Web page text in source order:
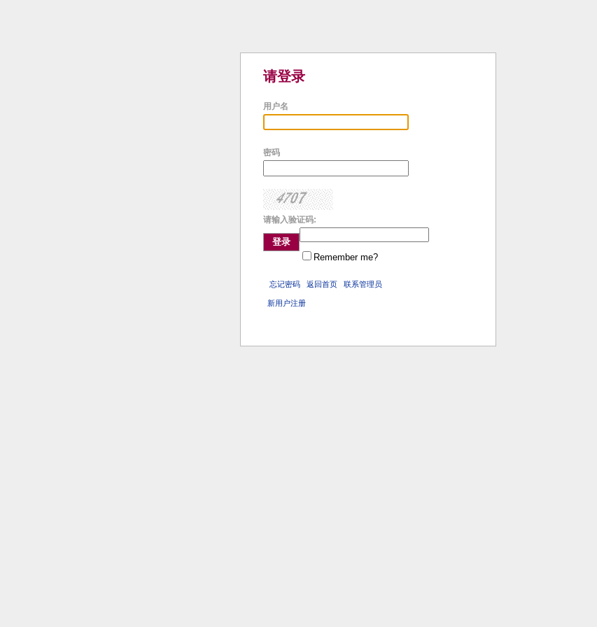
请登录
用户名
密码
请输入验证码:
登录
Remember me?
忘记密码 返回首页 联系管理员
新用户注册